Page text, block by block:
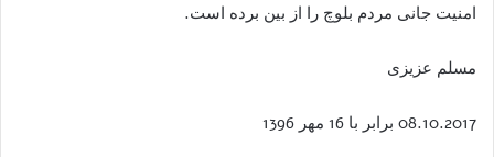
امنیت جانی مردم بلوچ را از بین برده است.
مسلم عزیزی
08.10.2017 برابر با 16 مهر 1396